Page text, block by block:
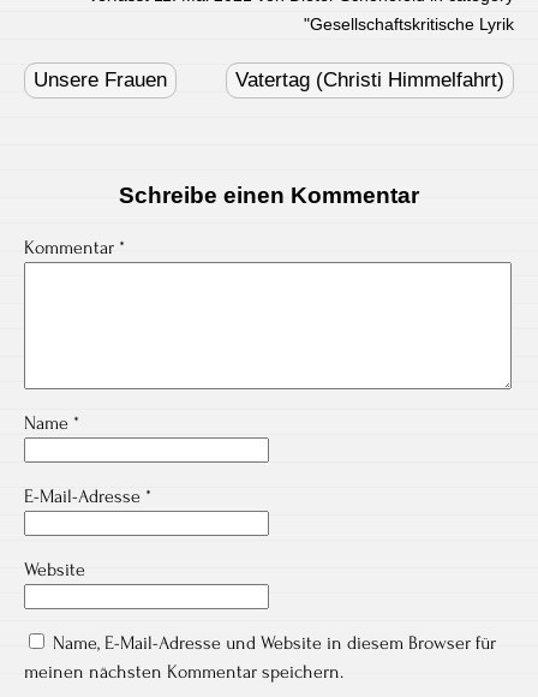
"Gesellschaftskritische Lyrik
navigation
Unsere Frauen Vatertag (Christi Himmelfahrt)
Schreibe einen Kommentar
Kommentar *
Name *
E-Mail-Adresse *
Website
Name, E-Mail-Adresse und Website in diesem Browser für
meinen nächsten Kommentar speichern.